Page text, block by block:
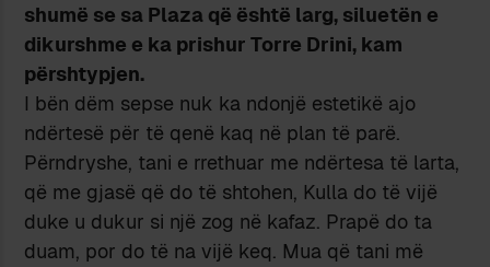
shumë se sa Plaza që është larg, siluetën e
dikurshme e ka prishur Torre Drini, kam
përshtypjen.
I bën dëm sepse nuk ka ndonjë estetikë ajo
ndërtesë për të qenë kaq në plan të parë.
Përndryshe, tani e rrethuar me ndërtesa të larta,
që me gjasë që do të shtohen, Kulla do të vijë
duke u dukur si një zog në kafaz. Prapë do ta
duam, por do të na vijë keq. Mua që tani më